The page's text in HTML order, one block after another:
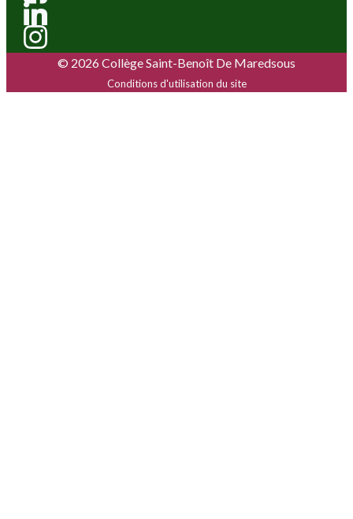
© 2026 Collège Saint-Benoît De Maredsous
Conditions d'utilisation du site